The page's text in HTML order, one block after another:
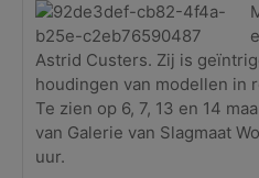
Astrid Custers. Zij is
houdingen van modellen in
Te zien op 6, 7, 13 en 14
van Galerie van Slagmaat
uur.